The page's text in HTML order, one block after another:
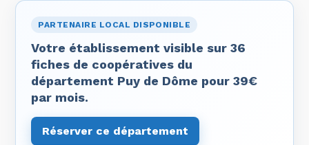
PARTENAIRE LOCAL DISPONIBLE
Votre établissement visible sur 36
fiches de coopératives du
département Puy de Dôme pour 39€
par mois.
Réserver ce département